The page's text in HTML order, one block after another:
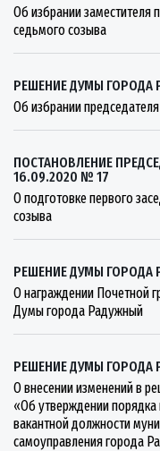
Об избрании
седьмого созыва
РЕШЕНИЕ ДУМЫ ГОРОДА
Об избрании
ПОСТАНОВЛЕНИЕ
16.09.2020 № 17
О подготовке первого
созыва
РЕШЕНИЕ ДУМЫ ГОРОДА
О награждении Почетной
Думы города Радужный
РЕШЕНИЕ ДУМЫ ГОРОДА
О внесении изменений в
«Об утверждении
вакантной должности
самоуправления города